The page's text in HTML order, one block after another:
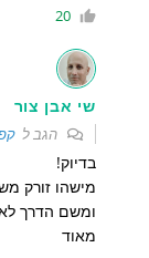
20
שי אבן צור
הגב ל
בדיוק!
מישהו זורק
ומשם הדרך
מאוד